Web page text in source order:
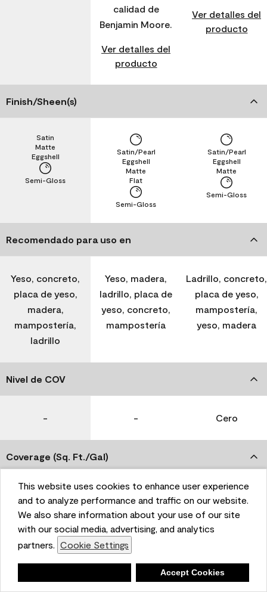
This website uses cookies to enhance user experience
and to analyze performance and traffic on our website.
We also share information about your use of our site
with our social media, advertising, and analytics
partners. Cookie Settings
Accept Cookies
calidad de
Benjamin Moore.
Ver detalles del
producto
Ver detalles del
producto
Finish/Sheen(s)
Semi-Gloss
Eggshell
Matte
Satin
Semi-Gloss
Flat
Matte
Eggshell
Satin/Pearl
Semi-Gloss
Matte
Eggshell
Satin/Pearl
Recomendado para uso en
Yeso, concreto,
placa de yeso,
madera,
mampostería,
ladrillo
Yeso, madera,
ladrillo, placa de
yeso, concreto,
mampostería
Ladrillo, concreto,
placa de yeso,
mampostería,
yeso, madera
Nivel de COV
- - Cero
Coverage (Sq. Ft./Gal)
350-400 400-450 400-450
Tiempo de secado
1 hora